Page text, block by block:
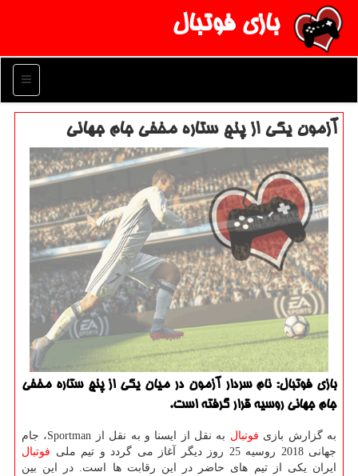
بازی فوتبال
منو
آزمون یكی از پنج ستاره مخفی جام جهانی
بازی فوتبال: نام سردار آزمون در میان یكی از پنج ستاره مخفی
جام جهانی روسیه قرار گرفته است.
به گزارش بازی فوتبال
به نقل از ایسنا و به نقل از Sportman، جام
جهانی 2018 روسیه 25 روز دیگر آغاز می گردد و تیم ملی
فوتبال
ایران یكی از تیم های حاضر در این رقابت ها است. در این بین